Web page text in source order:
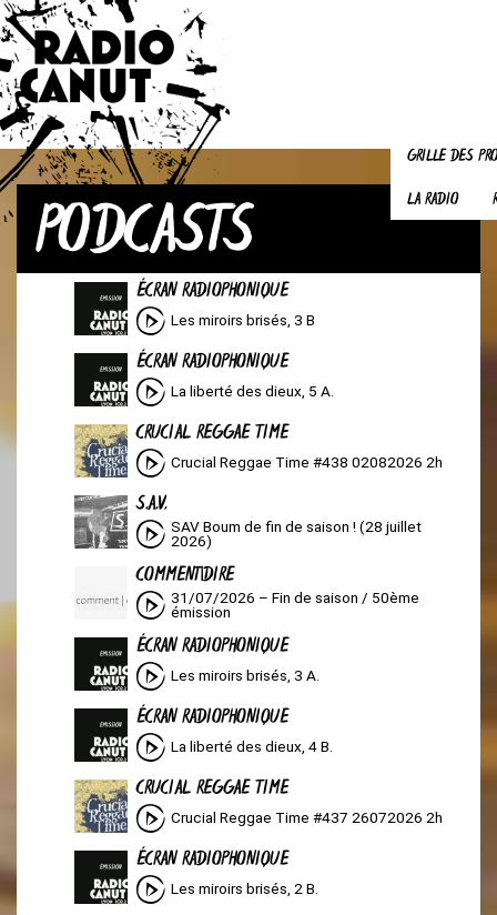
GRILLE DES
LA RADIO
PODCASTS
ÉCRAN RADIOPHONIQUE
Les miroirs brisés, 3 B
ÉCRAN RADIOPHONIQUE
La liberté des dieux, 5 A.
CRUCIAL REGGAE TIME
Crucial Reggae Time #438 02082026 2h
S.A.V.
SAV Boum de fin de saison ! (28 juillet
2026)
COMMENT|DIRE
31/07/2026 – Fin de saison / 50ème
émission
ÉCRAN RADIOPHONIQUE
Les miroirs brisés, 3 A.
ÉCRAN RADIOPHONIQUE
La liberté des dieux, 4 B.
CRUCIAL REGGAE TIME
Crucial Reggae Time #437 26072026 2h
ÉCRAN RADIOPHONIQUE
Les miroirs brisés, 2 B.